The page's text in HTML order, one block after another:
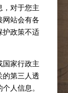
，对于您主
网站会有各
护政策不适
国家行政主
的第三人透
人信息。